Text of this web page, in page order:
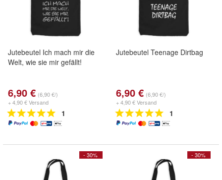
Jutebeutel Ich mach mir die
Welt, wie sie mir gefällt!
6,90 € (6,90 €/)
+ 4,90 € Versand
1
Jutebeutel Teenage Dirtbag
6,90 € (6,90 €/)
+ 4,90 € Versand
1
- 30% - 30%